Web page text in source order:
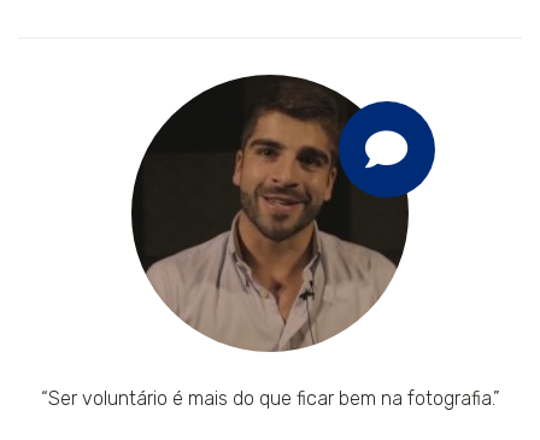
“Ser voluntário é mais do que ficar bem na fotografia.”